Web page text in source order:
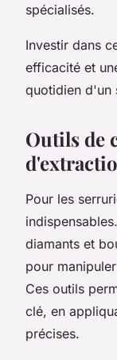
spécialisés.
Investir dans
efficacité et
quotidien d'un
Outils de
Pour les
diamants et
pour
Ces outils
clé, en
précises.